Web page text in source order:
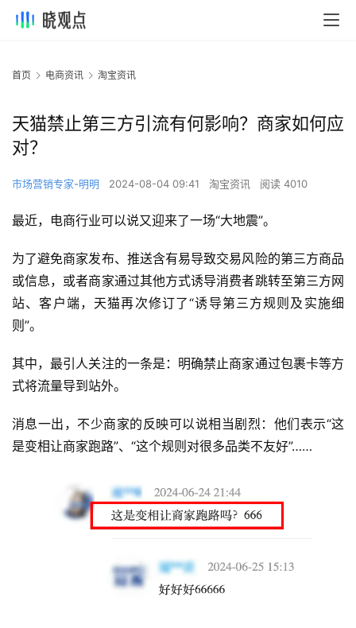
首页 电商资讯 淘宝资讯
天猫禁止第三方引流有何影响？商家如何应
对？
市场营销专家-明明 2024-08-04 09:41 淘宝资讯 阅读 4010
最近，电商行业可以说又迎来了一场“大地震”。
为了避免商家发布、推送含有易导致交易风险的第三方商品
或信息，或者商家通过其他方式诱导消费者跳转至第三方网
站、客户端，天猫再次修订了“诱导第三方规则及实施细
则”。
其中，最引人关注的一条是：明确禁止商家通过包裹卡等方
式将流量导到站外。
消息一出，不少商家的反映可以说相当剧烈：他们表示“这
是变相让商家跑路”、“这个规则对很多品类不友好”……